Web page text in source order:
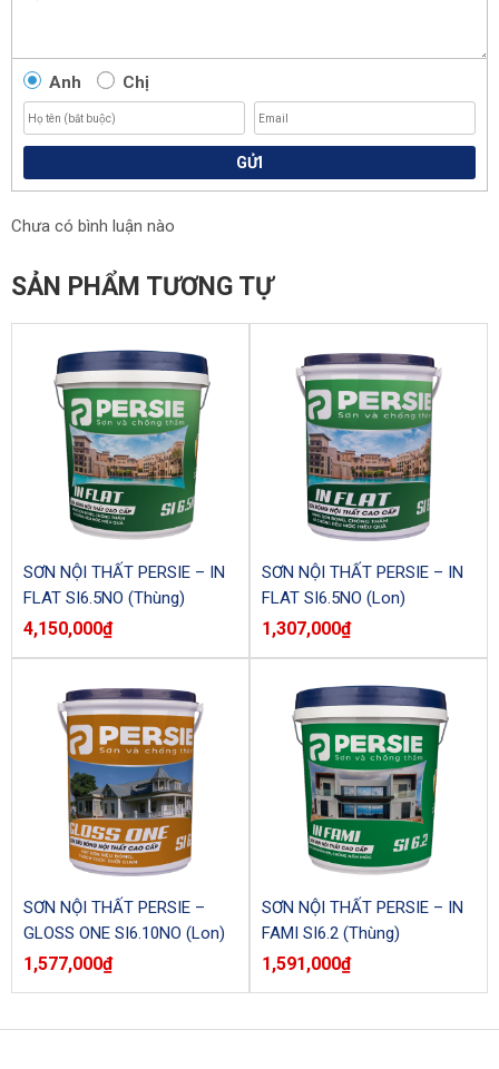
Anh Chị
GỬI
Chưa có bình luận nào
SẢN PHẨM TƯƠNG TỰ
SƠN NỘI THẤT PERSIE – IN
FLAT SI6.5NO (Thùng)
4,150,000₫
SƠN NỘI THẤT PERSIE – IN
FLAT SI6.5NO (Lon)
1,307,000₫
SƠN NỘI THẤT PERSIE –
GLOSS ONE SI6.10NO (Lon)
1,577,000₫
SƠN NỘI THẤT PERSIE – IN
FAMI SI6.2 (Thùng)
1,591,000₫